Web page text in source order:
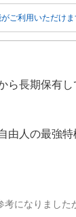
ご利用いただけ
ら長期保有
由人の最強
考になりました